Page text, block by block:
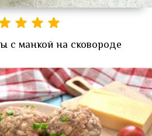
с манкой на сковороде